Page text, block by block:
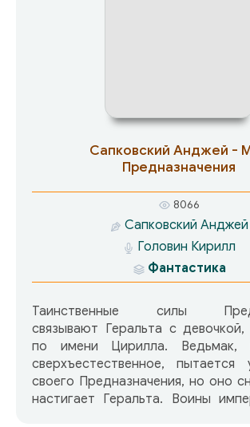
Сапковский Анджей -
Предназначения
8066
Сапковский Анджей
Головин Кирилл
Фантастика
Таинственные силы
связывают Геральта с девочкой,
по имени Цирилла.
сверхъестественное,
своего Предназначения, но оно
настигает Геральта. Воины